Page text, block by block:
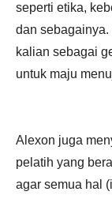
seperti etika,
dan
kalian sebagai
untuk maju
Alexon juga
pelatih yang
agar semua hal